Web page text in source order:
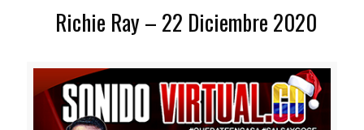
Richie Ray – 22 Diciembre 2020